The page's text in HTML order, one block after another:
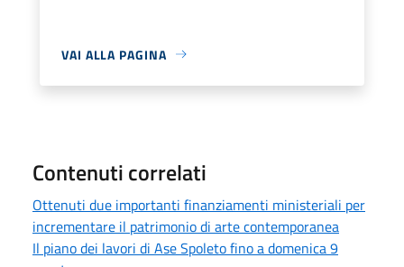
VAI ALLA PAGINA
Contenuti correlati
Ottenuti due importanti finanziamenti ministeriali per
incrementare il patrimonio di arte contemporanea
Il piano dei lavori di Ase Spoleto fino a domenica 9